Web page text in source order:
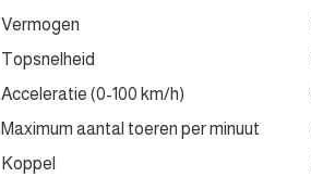
Vermogen
Topsnelheid
Acceleratie (0-100 km/h)
Maximum aantal toeren per minuut
Koppel